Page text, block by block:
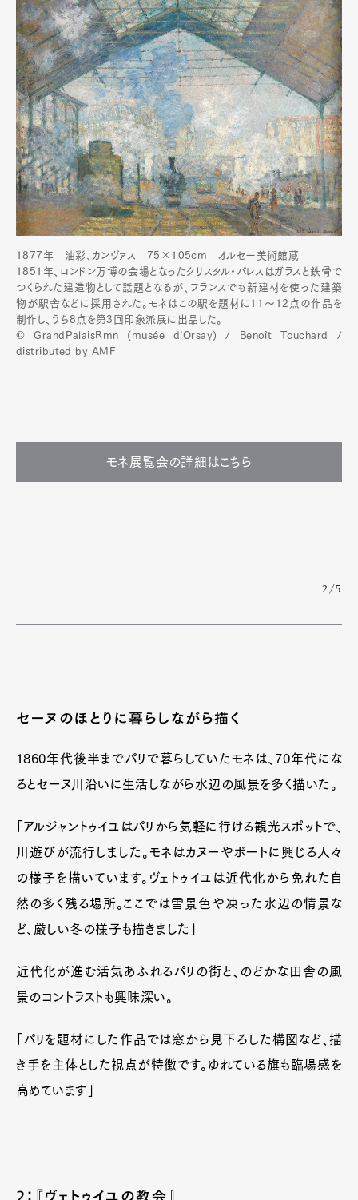
1877年 油彩、カンヴァス 75×105cm︎ オルセー美術館蔵
1851年、ロンドン万博の会場となったクリスタル・パレスはガラスと鉄骨で
つくられた建造物として話題となるが、フランスでも新建材を使った建築
物が駅舎などに採用された。モネはこの駅を題材に11〜12点の作品を
制作し、うち8点を第3回印象派展に出品した。
© GrandPalaisRmn (musée d’Orsay) / Benoît Touchard /
distributed by AMF
モネ展覧会の詳細はこちら
2/5
セーヌのほとりに暮らしながら描く
1860年代後半までパリで暮らしていたモネは、70年代にな
るとセーヌ川沿いに生活しながら水辺の風景を多く描いた。
「アルジャントゥイユはパリから気軽に行ける観光スポットで、
川遊びが流行しました。モネはカヌーやボートに興じる人々
の様子を描いています。ヴェトゥイユは近代化から免れた自
然の多く残る場所。ここでは雪景色や凍った水辺の情景な
ど、厳しい冬の様子も描きました」
近代化が進む活気あふれるパリの街と、のどかな田舎の風
景のコントラストも興味深い。
「パリを題材にした作品では窓から見下ろした構図など、描
き手を主体とした視点が特徴です。ゆれている旗も臨場感を
高めています」
2：『ヴェトゥイユの教会』